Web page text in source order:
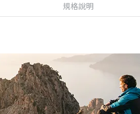
規格說明